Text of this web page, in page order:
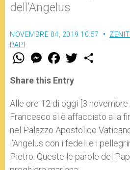
dell’Angelus
NOVEMBRE 04, 2019 10:57
PAPI
W
t
s
p
p
M
e
s
e
g
e
r
F
a
e
b
o
k
w
r
Share this Entry
Alle ore 12 di oggi [3
Francesco si è affacciato alla
nel Palazzo Apostolico
l’Angelus con i fedeli e i
Pietro. Queste le parole del